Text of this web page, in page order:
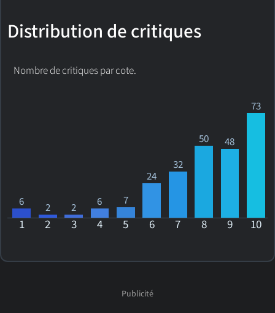
Distribution de critiques
Nombre de critiques par cote.
6 2 2 6 7
24
32
50 48
73
1 2 3 4 5 6 7 8 9 10